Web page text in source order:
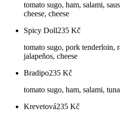
tomato sugo, ham, salami,
cheese, cheese
Spicy Doll235 Kč
tomato sugo, pork tenderloin,
jalapeños, cheese
Bradipo235 Kč
tomato sugo, ham, salami,
Krevetová235 Kč